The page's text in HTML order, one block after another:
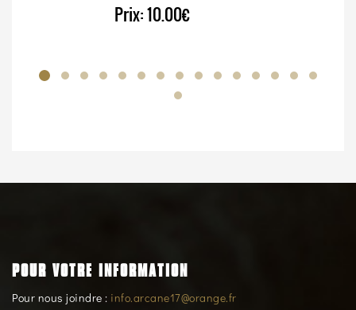
Prix:10.00€
POUR VOTRE INFORMATION
Pour nous joindre : info.arcane17@orange.fr